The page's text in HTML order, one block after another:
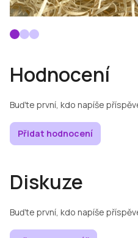
Hodnocení
Buďte první, kdo napíše
Přidat hodnocení
Diskuze
Buďte první, kdo napíše